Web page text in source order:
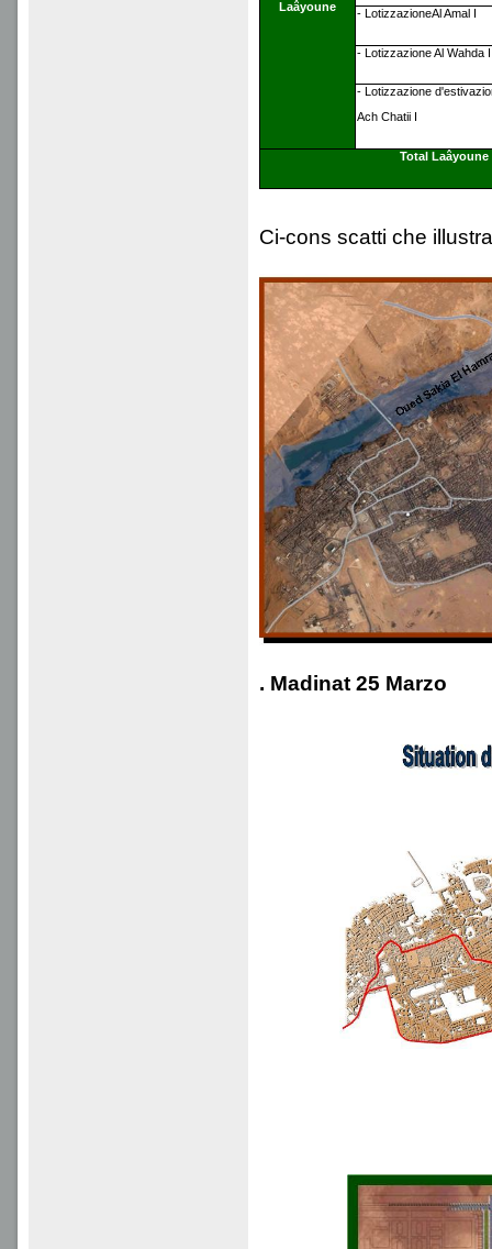
Laâyoune - LotizzazioneAl Amal I
- Lotizzazione Al Wahda I
- Lotizzazione
Ach Chatii I
Total Laâyoune
Ci-cons scatti che
. Madinat 25 Marzo